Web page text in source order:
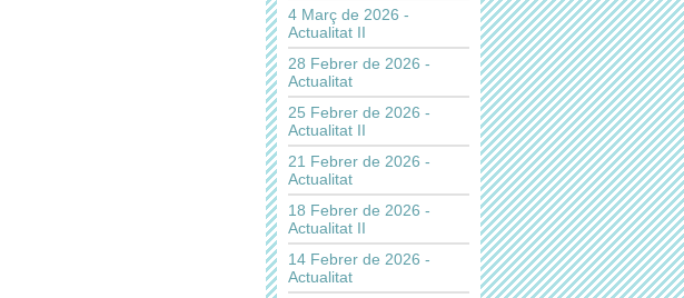
4 Març de 2026 -
Actualitat II
28 Febrer de 2026 -
Actualitat
25 Febrer de 2026 -
Actualitat II
21 Febrer de 2026 -
Actualitat
18 Febrer de 2026 -
Actualitat II
14 Febrer de 2026 -
Actualitat